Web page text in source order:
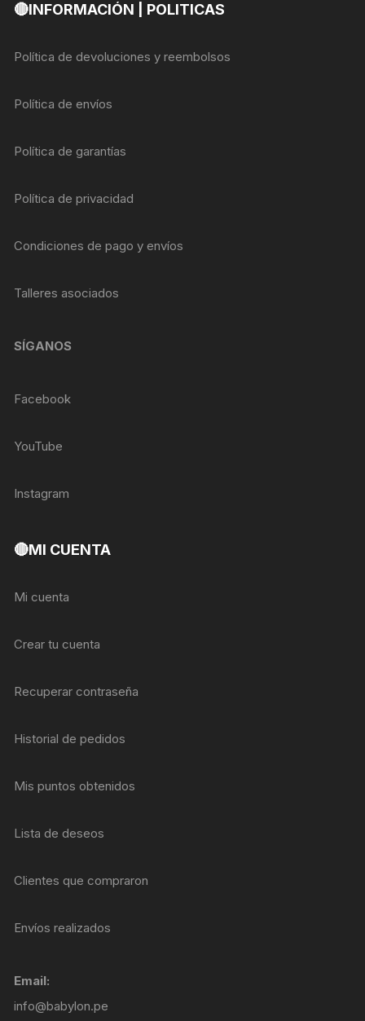
🔴INFORMACIÓN | POLITICAS
Política de devoluciones y reembolsos
Política de envíos
Política de garantías
Política de privacidad
Condiciones de pago y envíos
Talleres asociados
SÍGANOS
Facebook
YouTube
Instagram
🔴MI CUENTA
Mi cuenta
Crear tu cuenta
Recuperar contraseña
Historial de pedidos
Mis puntos obtenidos
Lista de deseos
Clientes que compraron
Envíos realizados
Email:
info@babylon.pe